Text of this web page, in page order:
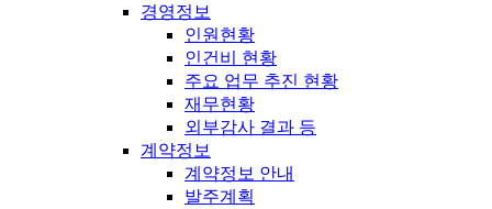
경영정보
인원현황
인건비 현황
주요 업무 추진 현황
재무현황
외부감사 결과 등
계약정보
계약정보 안내
발주계획